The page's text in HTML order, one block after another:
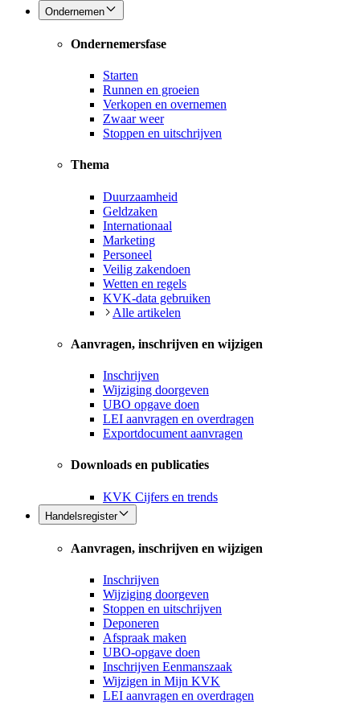
Ondernemen
Ondernemersfase
Starten
Runnen en groeien
Verkopen en overnemen
Zwaar weer
Stoppen en uitschrijven
Thema
Duurzaamheid
Geldzaken
Internationaal
Marketing
Personeel
Veilig zakendoen
Wetten en regels
KVK-data gebruiken
Alle artikelen
Aanvragen, inschrijven en wijzigen
Inschrijven
Wijziging doorgeven
UBO opgave doen
LEI aanvragen en overdragen
Exportdocument aanvragen
Downloads en publicaties
KVK Cijfers en trends
Handelsregister
Aanvragen, inschrijven en wijzigen
Inschrijven
Wijziging doorgeven
Stoppen en uitschrijven
Deponeren
Afspraak maken
UBO-opgave doen
Inschrijven Eenmanszaak
Wijzigen in Mijn KVK
LEI aanvragen en overdragen